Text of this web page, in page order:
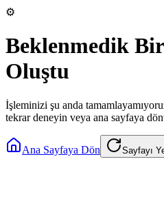
⚙️
Beklenmedik
Oluştu
İşleminizi şu anda
tekrar deneyin veya ana sayfaya
Ana Sayfaya Dön Sayfayı